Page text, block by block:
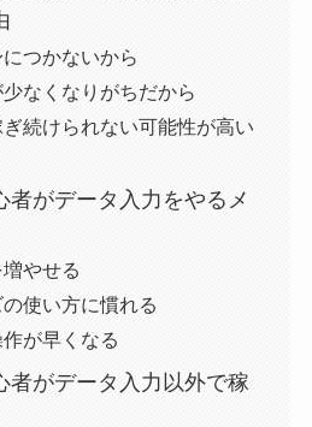
つかないから
なくなりがちだから
続けられない可能性が高い
者がデータ入力をやるメ
やせる
使い方に慣れる
が早くなる
者がデータ入力以外で稼